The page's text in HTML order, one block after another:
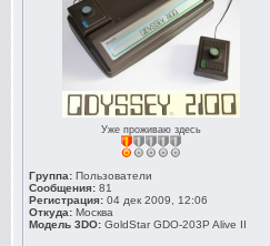
Уже проживаю здесь
Группа: Пользователи
Сообщения: 81
Регистрация: 04 дек 2009, 12:06
Откуда: Москва
Модель 3DO: GoldStar GDO-203P Alive II